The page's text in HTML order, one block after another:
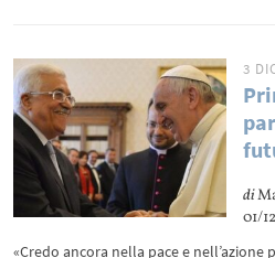
3
di
01/
«Credo ancora nella pace e nell’azione